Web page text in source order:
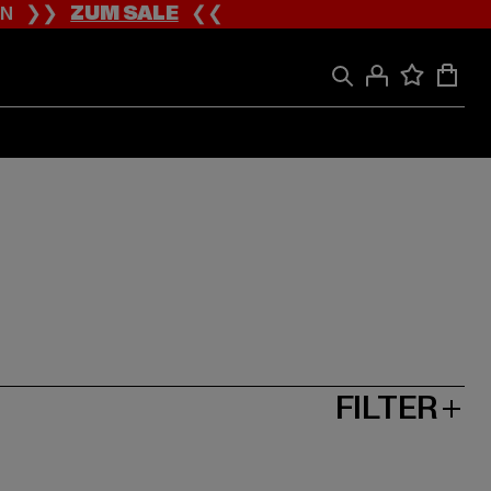
❯❯ZUM SALE❮❮
FILTER